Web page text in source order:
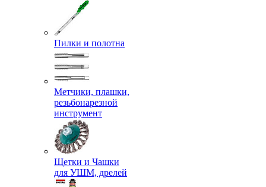
Пилки и полотна
Метчики, плашки,
резьбонарезной
инструмент
Щетки и Чашки
для УШМ, дрелей